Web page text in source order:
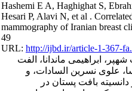
Hashemi E A, Haghighat S,
Hesari P, Alavi N, et al .
mammography of Iranian breast
49
URL:http://ijbd.ir/article-1-367-
ابراهیمی ماندانا، الفت
علوی نسرین السادات، و
بافت پستان در